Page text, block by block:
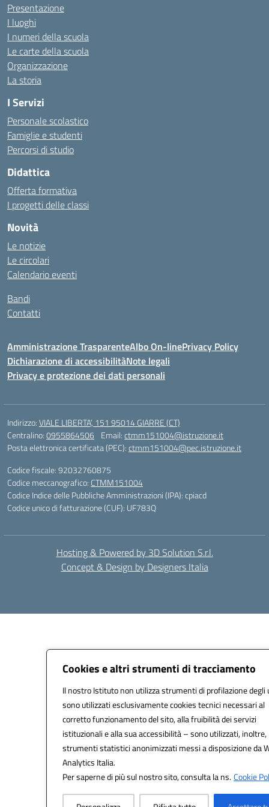
Cookies e altri strumenti di tracciamento
Il nostro Istituto non utilizza strumenti di profilazione
sono utilizzati esclusivamente cookies tecnici necessari al
corretto funzionamento del sito, alla fruibilità dei servizi
istituzionali e alla sua accessibilità – sono utilizzati, inoltre,
strumenti statistici anonimizzati messi a disposizione da
Analytics Italia.
Per saperne di più sul nostro sito, consulta la ns.Cookie
Presentazione
I luoghi
I numeri della scuola
Le carte della scuola
Organizzazione
La storia
I Servizi
Personale scolastico
Famiglie e studenti
Percorsi di studio
Didattica
Offerta formativa
I progetti delle classi
Novità
Le notizie
Le circolari
Calendario eventi
Bandi
Contatti
Amministrazione TrasparenteAlbo On-linePrivacy Policy
Dichiarazione di accessibilitàNote legali
Privacy e protezione dei dati personali
Indirizzo:VIALE LIBERTA’, 151 95014 GIARRE (CT)
Centralino:0955864506 Email:ctmm151004@istruzione.it
Posta elettronica certificata (PEC):ctmm151004@pec.istruzione.it
Codice fiscale: 92032760875
Codice meccanografico: CTMM151004
Codice Indice delle Pubbliche Amministrazioni (IPA): cpiacd
Codice unico di fatturazione (CUF): UF783Q
Hosting & Powered by 3D Solution S.r.l.
Concept & Design by Designers Italia